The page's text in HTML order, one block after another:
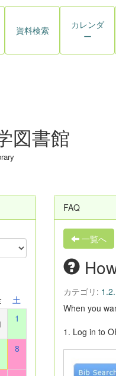
資料検索
カレンダ
ー
図書館
FAQ
一覧へ
カテゴリ:
When you
1. Log in to
土
1
8